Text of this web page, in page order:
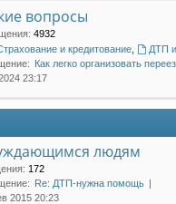
вопросы
: 4932
и кредитование,
ДТП
Как легко организовать
23:17
людям
: 172
Re: ДТП-нужна помощь
2015 20:23